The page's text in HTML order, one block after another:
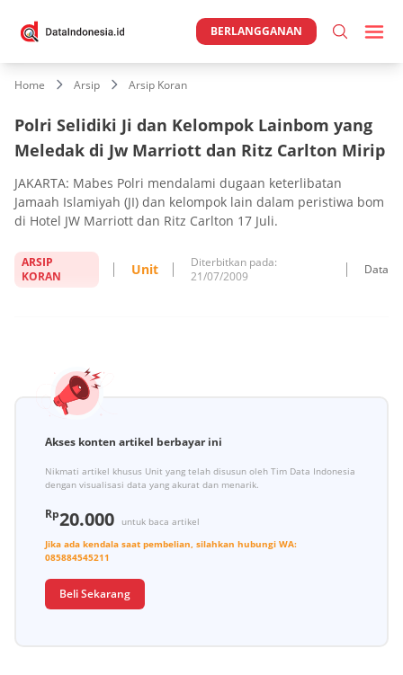
BERLANGGANAN
Home Arsip Arsip Koran
Polri Selidiki Ji dan Kelompok Lainbom yang
Meledak di Jw Marriott dan Ritz Carlton Mirip
JAKARTA: Mabes Polri mendalami dugaan keterlibatan
Jamaah Islamiyah (JI) dan kelompok lain dalam peristiwa bom
di Hotel JW Marriott dan Ritz Carlton 17 Juli.
ARSIP
KORAN
Unit
Diterbitkan pada:
21/07/2009
Data
Akses konten artikel berbayar ini
Nikmati artikel khusus Unit yang telah disusun oleh Tim Data Indonesia
dengan visualisasi data yang akurat dan menarik.
Rp20.000
untuk baca artikel
Jika ada kendala saat pembelian, silahkan hubungi WA:
085884545211
Beli Sekarang